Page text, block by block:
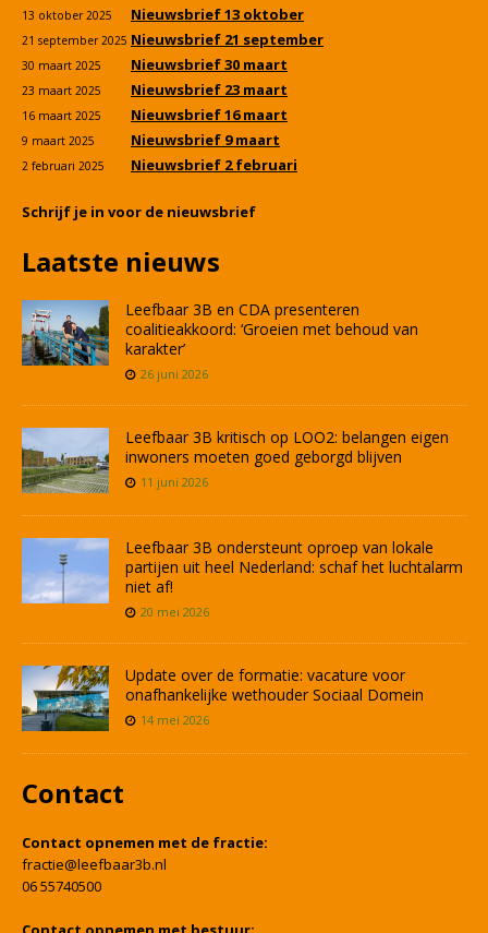
13 oktober 2025 Nieuwsbrief 13 oktober
21 september 2025 Nieuwsbrief 21 september
30 maart 2025 Nieuwsbrief 30 maart
23 maart 2025 Nieuwsbrief 23 maart
16 maart 2025 Nieuwsbrief 16 maart
9 maart 2025 Nieuwsbrief 9 maart
2 februari 2025 Nieuwsbrief 2 februari
Schrijf je in voor de nieuwsbrief
Laatste nieuws
Leefbaar 3B en CDA presenteren
coalitieakkoord: ‘Groeien met behoud van
karakter’
26 juni 2026
Leefbaar 3B kritisch op LOO2: belangen eigen
inwoners moeten goed geborgd blijven
11 juni 2026
Leefbaar 3B ondersteunt oproep van lokale
partijen uit heel Nederland: schaf het luchtalarm
niet af!
20 mei 2026
Update over de formatie: vacature voor
onafhankelijke wethouder Sociaal Domein
14 mei 2026
Contact
Contact opnemen met de fractie:
fractie@leefbaar3b.nl
06 55740500